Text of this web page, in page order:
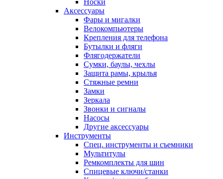
Аксессуары
Фары и мигалки
Велокомпьютеры
Крепления для телефона
Бутылки и фляги
Флягодержатели
Сумки, баулы, чехлы
Защита рамы, крылья
Стяжные ремни
Замки
Зеркала
Звонки и сигналы
Насосы
Другие аксессуары
Инструменты
Спец. инструменты и съемники
Мультитулы
Ремкомплекты для шин
Спицевые ключи/станки